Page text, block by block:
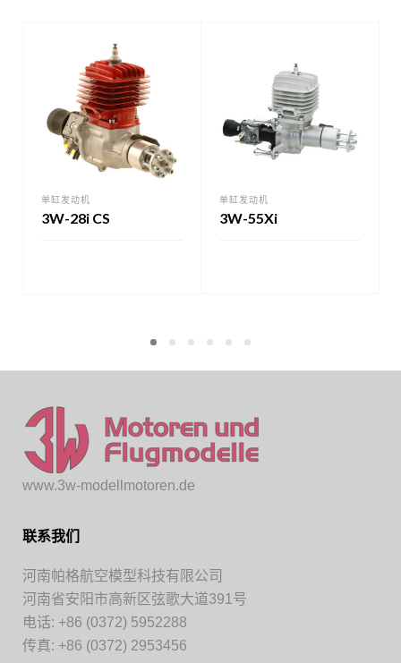
单缸发动机
3W-28i CS
单缸发动机
3W-55Xi
www.3w-modellmotoren.de
联系我们
河南帕格航空模型科技有限公司
河南省安阳市高新区弦歌大道391号
电话: +86 (0372) 5952288
传真: +86 (0372) 2953456